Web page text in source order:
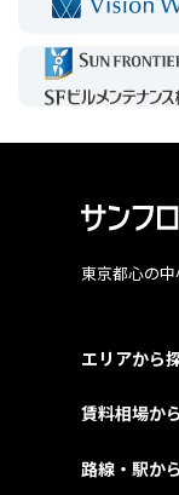
東京都心の
エリアから
賃料相場か
路線・駅か